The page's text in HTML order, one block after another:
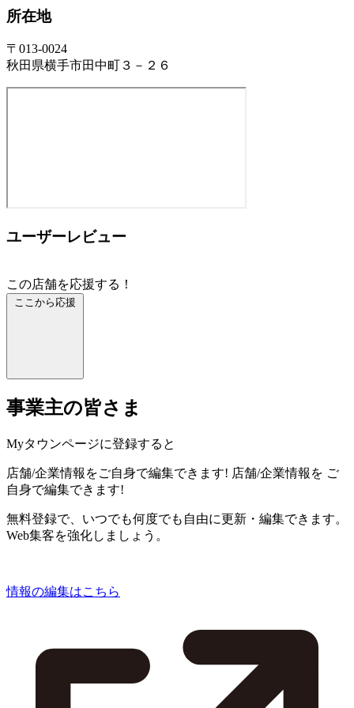
所在地
〒013-0024
秋田県横手市田中町３－２６
ユーザーレビュー
この店舗を応援する！
ここから応援
事業主の皆さま
Myタウンページに登録すると
店舗/企業情報をご自身で編集できます! 店舗/企業情報を ご
自身で編集できます!
無料登録で、いつでも何度でも自由に更新・編集できます。
Web集客を強化しましょう。
情報の編集はこちら